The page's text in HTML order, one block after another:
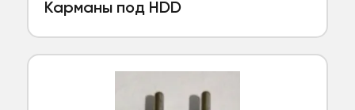
Карманы под HDD